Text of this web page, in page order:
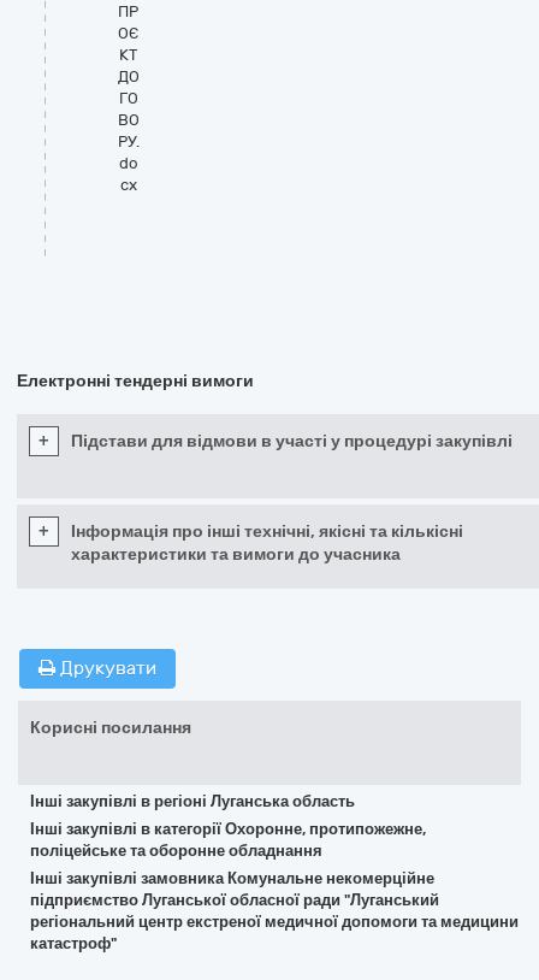
ПР
ОЄ
КТ
ДО
ГО
ВО
РУ.
do
cx
Електронні тендерні вимоги
+ Підстави для відмови в участі у процедурі закупівлі
+
Інформація про інші технічні, якісні та кількісні
характеристики та вимоги до учасника
Друкувати
Корисні посилання
Інші закупівлі в регіоні Луганська область
Інші закупівлі в категорії Охоронне, протипожежне,
поліцейське та оборонне обладнання
Інші закупівлі замовника Комунальне некомерційне
підприємство Луганської обласної ради "Луганський
регіональний центр екстреної медичної допомоги та медицини
катастроф"